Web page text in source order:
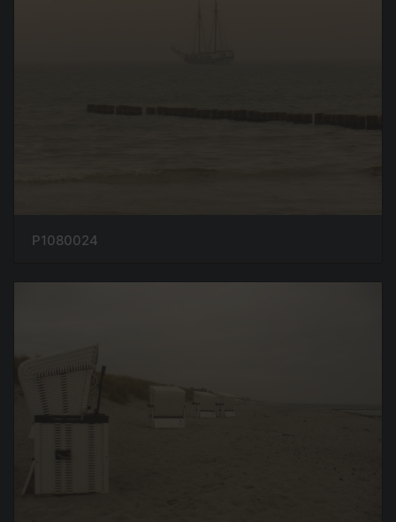
P1080024